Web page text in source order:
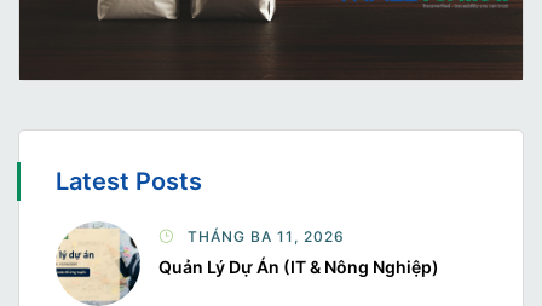
Latest Posts
THÁNG BA 11, 2026
Quản Lý Dự Án (IT & Nông Nghiệp)